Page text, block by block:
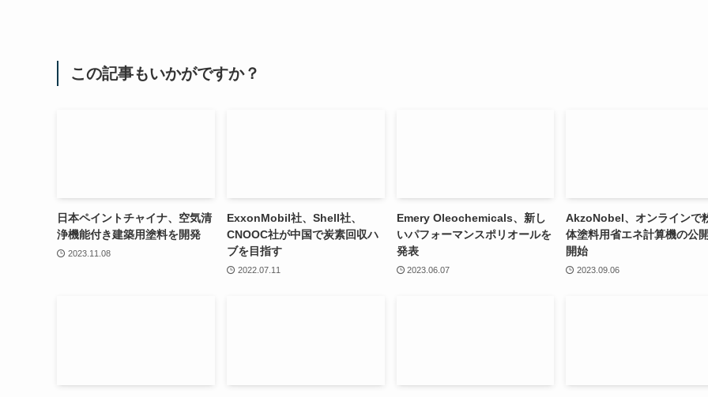
この記事もいかがですか？
日本ペイントチャイナ、空気清
浄機能付き建築用塗料を開発
2023.11.08
ExxonMobil社、Shell社、
CNOOC社が中国で炭素回収ハ
ブを目指す
2022.07.11
Emery Oleochemicals、新し
いパフォーマンスポリオールを
発表
2023.06.07
AkzoNobel、オンラインで
体塗料用省エネ計算機の公
開始
2023.09.06